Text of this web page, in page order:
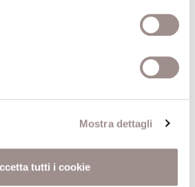
Mostra dettagli
tutti i cookie